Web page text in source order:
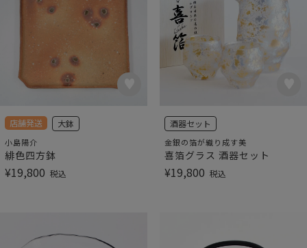
店舗発送 大鉢
小島陽介
緋色四方鉢
¥19,800 税込
酒器セット
金銀の箔が織り成す美
喜箔グラス 酒器セット
¥19,800 税込